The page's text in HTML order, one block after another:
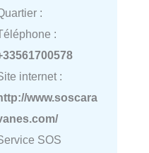
:
:
internet :
www.soscara
SOS